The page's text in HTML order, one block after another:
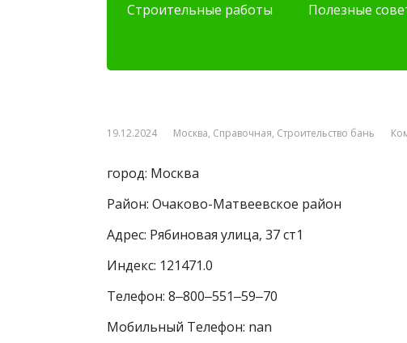
Строительные работы Полезные
19.12.2024 Москва, Справочная, Строительство бань
город: Москва
Район: Очаково-Матвеевское район
Адрес: Рябиновая улица, 37 ст1
Индекс: 121471.0
Телефон: 8‒800‒551‒59‒70
Мобильный Телефон: nan